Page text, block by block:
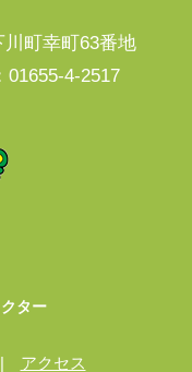
町幸町63番地
4-2517
ター
アクセス